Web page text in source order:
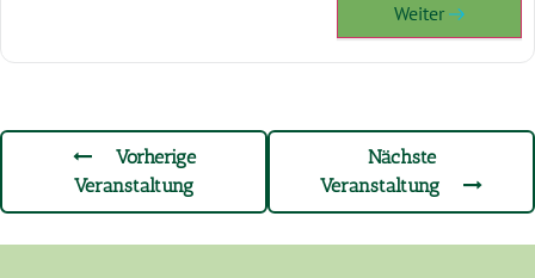
Weiter
Vorherige
Veranstaltung
Nächste
Veranstaltung